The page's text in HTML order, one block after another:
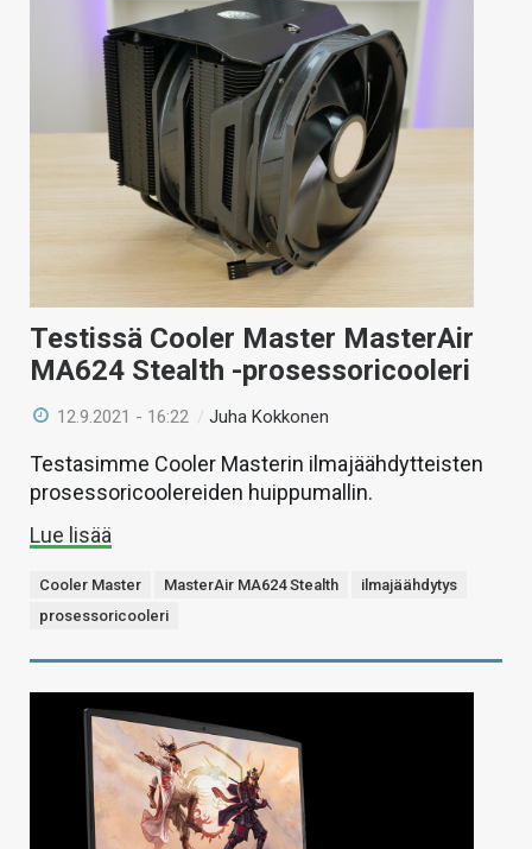
Testissä Cooler Master MasterAir
MA624 Stealth -prosessoricooleri
12.9.2021 - 16:22 /Juha Kokkonen
Testasimme Cooler Masterin ilmajäähdytteisten
prosessoricoolereiden huippumallin.
Lue lisää
Cooler Master MasterAir MA624 Stealth
ilmajäähdytys
prosessoricooleri